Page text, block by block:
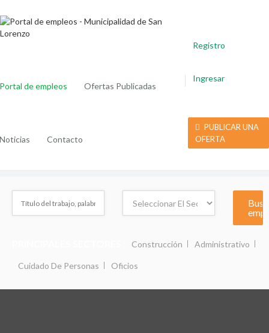
Portal de empleos Ofertas Publicadas
Noticias Contacto
Registro
Ingresar
PUBLICAR UNA
OFERTA
Construcción Administrativo
Cuidado De Personas Oficios